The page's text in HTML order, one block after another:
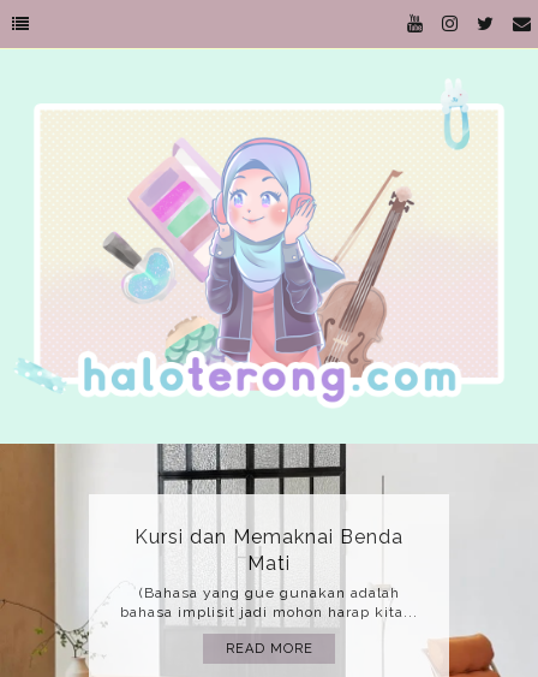
Kursi dan Memaknai Benda
Mati
(Bahasa yang gue gunakan adalah
bahasa implisit jadi mohon harap kita...
READ MORE